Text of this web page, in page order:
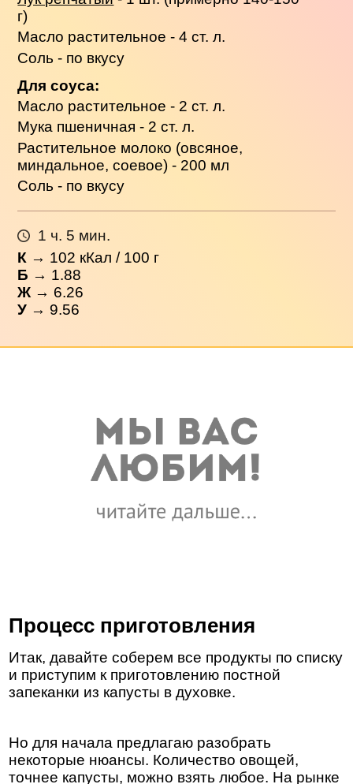
г)
Масло растительное - 4 ст. л.
Соль - по вкусу
Для соуса:
Масло растительное - 2 ст. л.
Мука пшеничная - 2 ст. л.
Растительное молоко (овсяное,
миндальное, соевое) - 200 мл
Соль - по вкусу
1 ч. 5 мин.
К → 102 кКал / 100 г
Б → 1.88
Ж → 6.26
У → 9.56
Процесс приготовления
Итак, давайте соберем все продукты по списку
и приступим к приготовлению постной
запеканки из капусты в духовке.
Но для начала предлагаю разобрать
некоторые нюансы. Количество овощей,
точнее капусты, можно взять любое. На рынке